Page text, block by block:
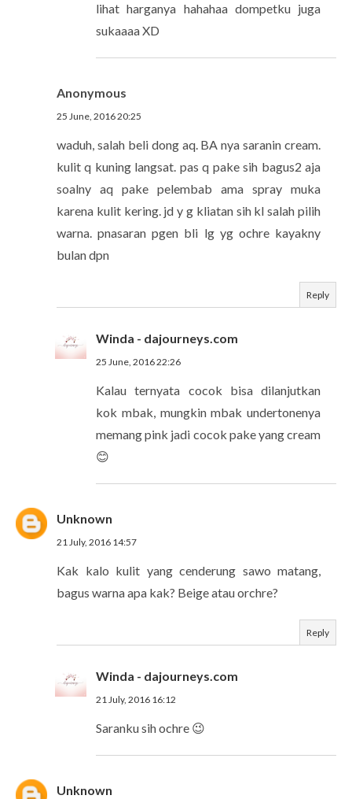
lihat harganya hahahaa dompetku juga
sukaaaa XD
Anonymous
25 June, 2016 20:25
waduh, salah beli dong aq. BA nya saranin cream.
kulit q kuning langsat. pas q pake sih bagus2 aja
soalny aq pake pelembab ama spray muka
karena kulit kering. jd y g kliatan sih kl salah pilih
warna. pnasaran pgen bli lg yg ochre kayakny
bulan dpn
Reply
Winda - dajourneys.com
25 June, 2016 22:26
Kalau ternyata cocok bisa dilanjutkan
kok mbak, mungkin mbak undertonenya
memang pink jadi cocok pake yang cream
😊
Unknown
21 July, 2016 14:57
Kak kalo kulit yang cenderung sawo matang,
bagus warna apa kak? Beige atau orchre?
Reply
Winda - dajourneys.com
21 July, 2016 16:12
Saranku sih ochre 😉
Unknown